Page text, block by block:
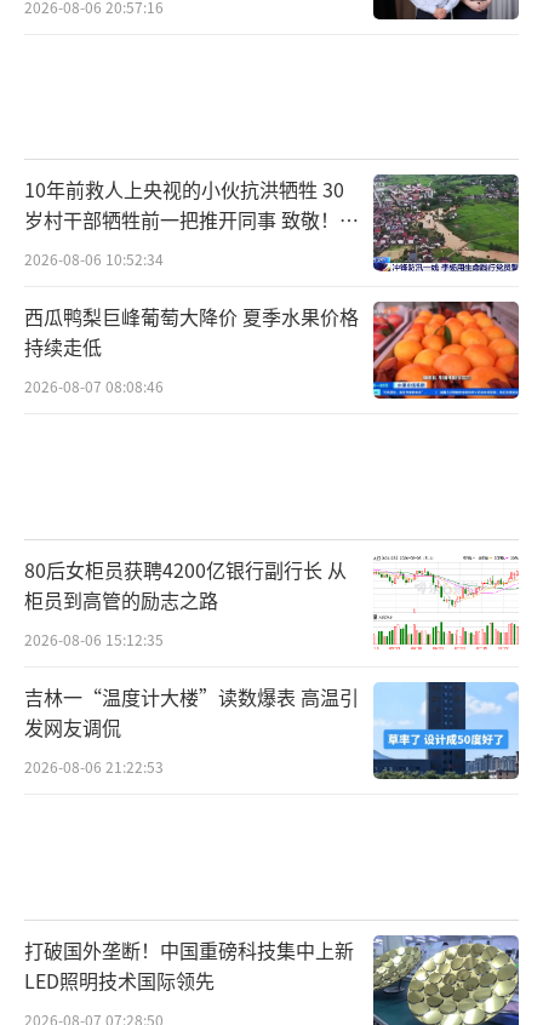
2026-08-06 20:57:16
10年前救人上央视的小伙抗洪牺牲 30
岁村干部牺牲前一把推开同事 致敬！送
别！
2026-08-06 10:52:34
西瓜鸭梨巨峰葡萄大降价 夏季水果价格
持续走低
2026-08-07 08:08:46
80后女柜员获聘4200亿银行副行长 从
柜员到高管的励志之路
2026-08-06 15:12:35
吉林一“温度计大楼”读数爆表 高温引
发网友调侃
2026-08-06 21:22:53
打破国外垄断！中国重磅科技集中上新
LED照明技术国际领先
2026-08-07 07:28:50